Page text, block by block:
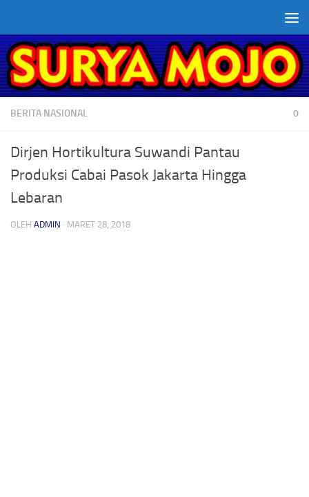
BERITA NASIONAL 0
Dirjen Hortikultura Suwandi Pantau
Produksi Cabai Pasok Jakarta Hingga
Lebaran
OLEH ADMIN · MARET 28, 2018